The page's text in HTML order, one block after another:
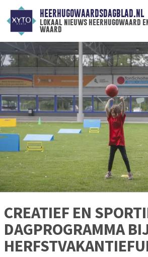
HEERHUGOWAARDSDAGBLAD.NL
lokaal nieuws heerhugowaard
waard
CREATIEF EN
DAGPROGRAMMA